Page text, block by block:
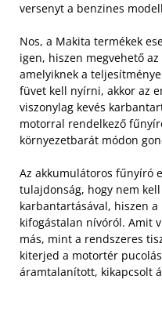
versenyt a benzines
Nos, a Makita termékek
igen, hiszen megvehető
amelyiknek a
füvet kell nyírni, akkor az
viszonylag kevés
motorral rendelkező
környezetbarát módon
Az akkumulátoros fűnyíró
tulajdonság, hogy nem
karbantartásával, hiszen
kifogástalan nívóról. Amit
más, mint a rendszeres
kiterjed a motortér
áramtalanított, kikapcsolt